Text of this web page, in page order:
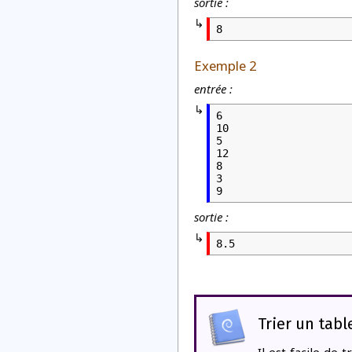
8
Exemple 2
entrée :
6
10
5
12
8
3
9
sortie :
8.5
Trier un